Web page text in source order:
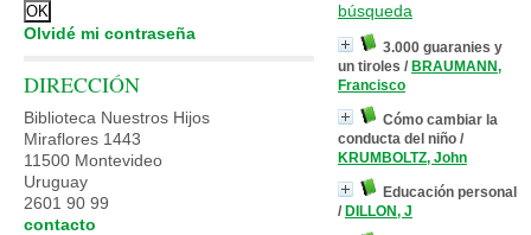
búsqueda
3.000 guaranies y
un tiroles / BRAUMANN,
Francisco
Cómo cambiar la
conducta del niño /
KRUMBOLTZ, John
Educación personal
/ DILLON, J
Olvidé mi contraseña
DIRECCIÓN
Biblioteca Nuestros Hijos
Miraflores 1443
11500 Montevideo
Uruguay
2601 90 99
contacto